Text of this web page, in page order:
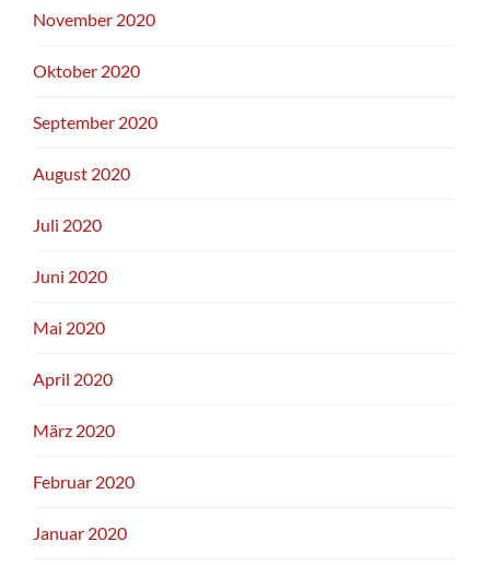
November 2020
Oktober 2020
September 2020
August 2020
Juli 2020
Juni 2020
Mai 2020
April 2020
März 2020
Februar 2020
Januar 2020